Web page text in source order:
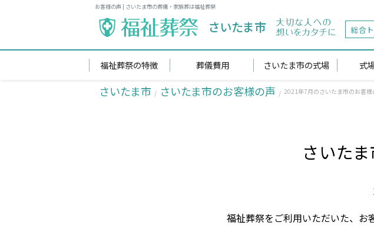
お客様の声 | さいたま市の葬儀・家族葬は福祉葬祭
さいたま市 総合
福祉葬祭の特徴 葬儀費用 さいたま市の式場 式
さいたま市 さいたま市のお客様の声 2021年7月のさいたま市のお客様
さいた
福祉葬祭をご利用いただいた、お